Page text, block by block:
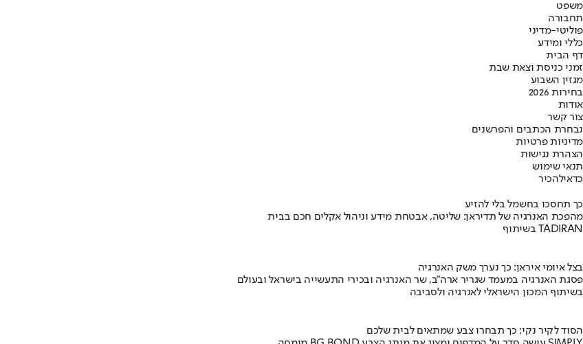
משפט
תחבורה
פוליטי-מדיני
כללי ומידע
דף הבית
זמני כניסת וצאת שבת
מגזין השבוע
בחירות 2026
אודות
צור קשר
נבחרת הכתבים והפרשנים
מדיניות פרטיות
הצהרת נגישות
תנאי שימוש
כדאילהכיר
כך תחסכו בחשמל בלי להזיע
מהפכת האנרגיה של תדיראן: שליטה, אבטחת מידע וניהול אקלים חכם בבית
בשיתוף TADIRAN
בצל איומי איראן: כך נערך משק האנרגיה
פסגת האנרגיה במעמד שגריר ארה"ב, שר האנרגיה ובכירי התעשייה בישראל ובעולם
בשיתוף המכון הישראלי לאנרגיה ולסביבה
הסוד לקיר נקי: כך תבחרו צבע שמתאים לבית שלכם